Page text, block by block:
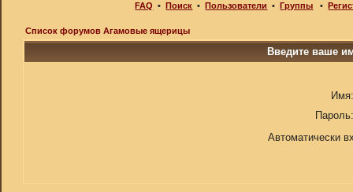
FAQ •Поиск •Пользователи •Группы •
Список форумов Агамовые ящерицы
Введите ваше
Имя:
Пароль:
Автоматически